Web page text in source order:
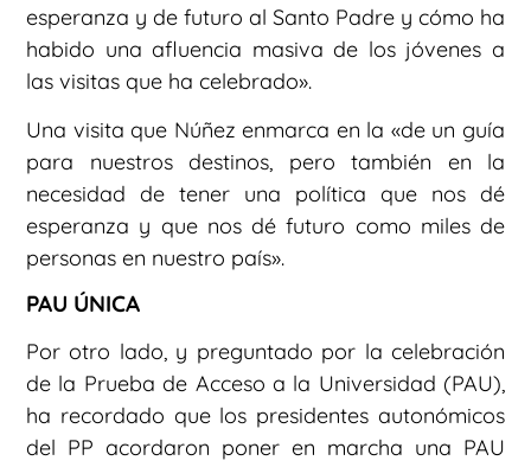
esperanza y de futuro al Santo Padre y cómo ha
habido una afluencia masiva de los jóvenes a
las visitas que ha celebrado».
Una visita que Núñez enmarca en la «de un guía
para nuestros destinos, pero también en la
necesidad de tener una política que nos dé
esperanza y que nos dé futuro como miles de
personas en nuestro país».
PAU ÚNICA
Por otro lado, y preguntado por la celebración
de la Prueba de Acceso a la Universidad (PAU),
ha recordado que los presidentes autonómicos
del PP acordaron poner en marcha una PAU